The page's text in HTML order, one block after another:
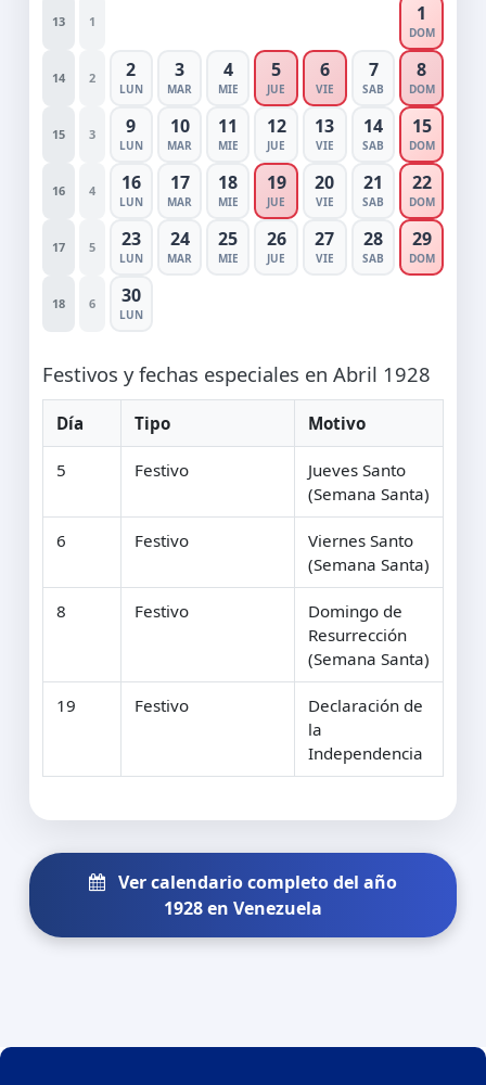
13 1 1
DOM
14 2 2
LUN
3
MAR
4
MIE
5
JUE
6
VIE
7
SAB
8
DOM
15 3 9
LUN
10
MAR
11
MIE
12
JUE
13
VIE
14
SAB
15
DOM
16 4 16
LUN
17
MAR
18
MIE
19
JUE
20
VIE
21
SAB
22
DOM
17 5 23
LUN
24
MAR
25
MIE
26
JUE
27
VIE
28
SAB
29
DOM
18 6 30
LUN
Festivos y fechas especiales en Abril 1928
Día Tipo Motivo
5 Festivo
Jueves Santo
(Semana Santa)
6 Festivo
Viernes Santo
(Semana Santa)
8 Festivo
Domingo de
Resurrección
(Semana Santa)
19 Festivo
Declaración de
la
Independencia
Ver calendario completo del año
1928 en Venezuela